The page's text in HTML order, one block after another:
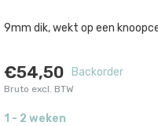
9mm dik, wekt op een
€54,50 Backorder
Bruto excl. BTW
1 - 2 weken